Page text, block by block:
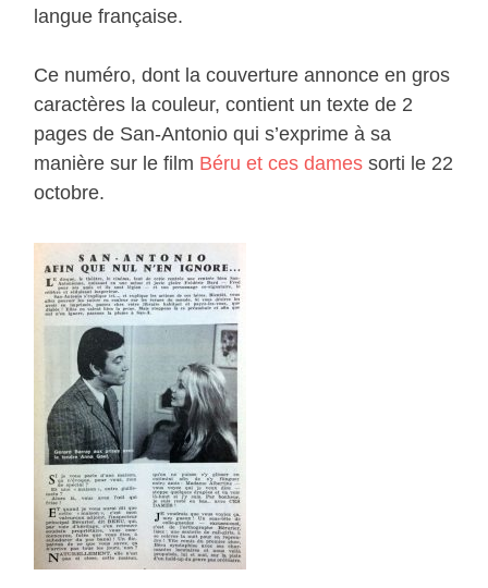
langue française.
Ce numéro, dont la couverture annonce en gros
caractères la couleur, contient un texte de 2
pages de San-Antonio qui s’exprime à sa
manière sur le film Béru et ces dames sorti le 22
octobre.